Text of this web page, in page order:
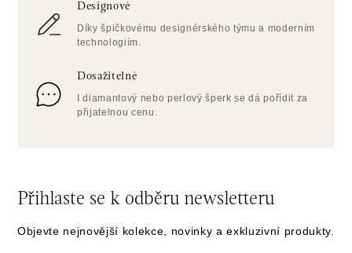
Designové
Díky špičkovému designérského týmu a moderním
technologiím.
Dosažitelné
I diamantový nebo perlový šperk se dá pořídit za
přijatelnou cenu.
Přihlaste se k odběru newsletteru
Objevte nejnovější kolekce, novinky a exkluzivní produkty.